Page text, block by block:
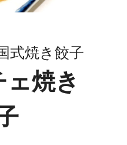
式焼き餃子
焼き